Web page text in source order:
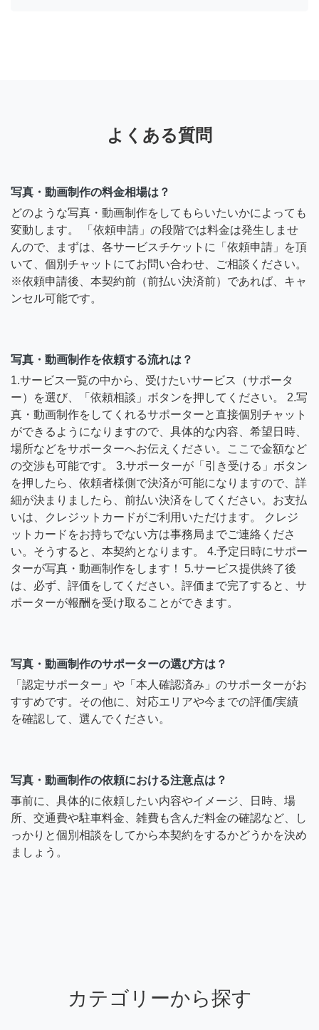
よくある質問
写真・動画制作の料金相場は？
どのような写真・動画制作をしてもらいたいかによっても
変動します。 「依頼申請」の段階では料金は発生しませ
んので、まずは、各サービスチケットに「依頼申請」を頂
いて、個別チャットにてお問い合わせ、ご相談ください。
※依頼申請後、本契約前（前払い決済前）であれば、キャ
ンセル可能です。
写真・動画制作を依頼する流れは？
1.サービス一覧の中から、受けたいサービス（サポータ
ー）を選び、「依頼相談」ボタンを押してください。 2.写
真・動画制作をしてくれるサポーターと直接個別チャット
ができるようになりますので、具体的な内容、希望日時、
場所などをサポーターへお伝えください。ここで金額など
の交渉も可能です。 3.サポーターが「引き受ける」ボタン
を押したら、依頼者様側で決済が可能になりますので、詳
細が決まりましたら、前払い決済をしてください。お支払
いは、クレジットカードがご利用いただけます。 クレジ
ットカードをお持ちでない方は事務局までご連絡くださ
い。そうすると、本契約となります。 4.予定日時にサポー
ターが写真・動画制作をします！ 5.サービス提供終了後
は、必ず、評価をしてください。評価まで完了すると、サ
ポーターが報酬を受け取ることができます。
写真・動画制作のサポーターの選び方は？
「認定サポーター」や「本人確認済み」のサポーターがお
すすめです。その他に、対応エリアや今までの評価/実績
を確認して、選んでください。
写真・動画制作の依頼における注意点は？
事前に、具体的に依頼したい内容やイメージ、日時、場
所、交通費や駐車料金、雑費も含んだ料金の確認など、し
っかりと個別相談をしてから本契約をするかどうかを決め
ましょう。
カテゴリーから探す